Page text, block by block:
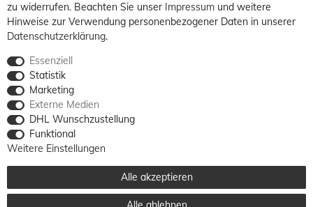
zu widerrufen. Beachten Sie unser Impressum und weitere
Hinweise zur Verwendung personenbezogener Daten in unserer
Daten­schutz­erklärung.
Essenziell
Statistik
Marketing
Externe Medien
DHL Wunschzustellung
Funktional
Weitere Einstellungen
Alle akzeptieren